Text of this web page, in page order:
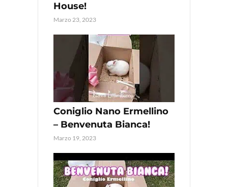
House!
Marzo 23, 2023
Coniglio Nano Ermellino
– Benvenuta Bianca!
Marzo 19, 2023